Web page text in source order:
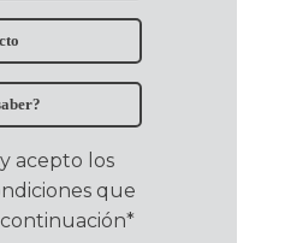
acepto los
que